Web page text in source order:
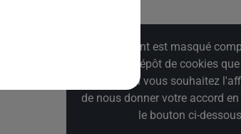
Cet élément est masqué
refus du dépôt de cookies
exprimé. Si vous souhaitez
de nous donner votre accord
le bouton ci-